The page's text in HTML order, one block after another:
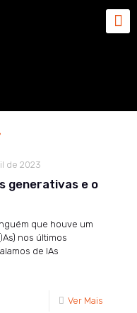
de 2023
generativas e o
que houve um
nos últimos
de IAs
Ver Mais